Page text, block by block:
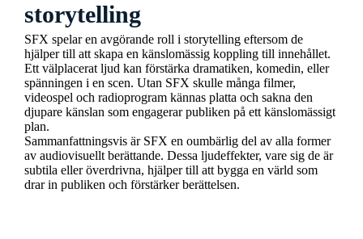
storytelling
SFX spelar en avgörande roll i storytelling eftersom de
hjälper till att skapa en känslomässig koppling till innehållet.
Ett välplacerat ljud kan förstärka dramatiken, komedin, eller
spänningen i en scen. Utan SFX skulle många filmer,
videospel och radioprogram kännas platta och sakna den
djupare känslan som engagerar publiken på ett känslomässigt
plan.
Sammanfattningsvis är SFX en oumbärlig del av alla former
av audiovisuellt berättande. Dessa ljudeffekter, vare sig de är
subtila eller överdrivna, hjälper till att bygga en värld som
drar in publiken och förstärker berättelsen.